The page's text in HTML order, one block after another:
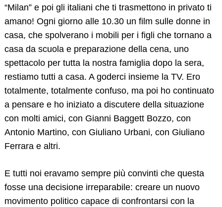
“Milan” e poi gli italiani che ti trasmettono in privato ti
amano! Ogni giorno alle 10.30 un film sulle donne in
casa, che spolverano i mobili per i figli che tornano a
casa da scuola e preparazione della cena, uno
spettacolo per tutta la nostra famiglia dopo la sera,
restiamo tutti a casa. A goderci insieme la TV. Ero
totalmente, totalmente confuso, ma poi ho continuato
a pensare e ho iniziato a discutere della situazione
con molti amici, con Gianni Baggett Bozzo, con
Antonio Martino, con Giuliano Urbani, con Giuliano
Ferrara e altri.
E tutti noi eravamo sempre più convinti che questa
fosse una decisione irreparabile: creare un nuovo
movimento politico capace di confrontarsi con la